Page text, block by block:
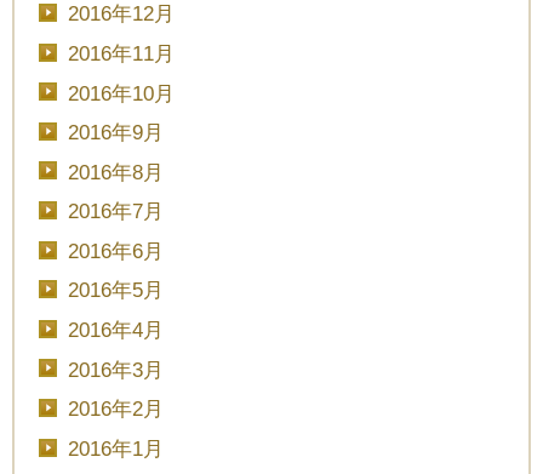
2016年12月
2016年11月
2016年10月
2016年9月
2016年8月
2016年7月
2016年6月
2016年5月
2016年4月
2016年3月
2016年2月
2016年1月